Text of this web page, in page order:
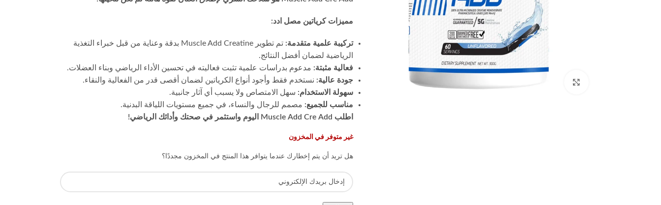
مميزات كرياتين مصل ادد:
تركيبة علمية متقدمة:
تم تطوير Muscle Add Creatine بدقة وعناية من قبل خبراء التغذية
الرياضية لضمان أفضل النتائج.
فعالية مثبتة: مدعوم بدراسات علمية تثبت فعاليته في تحسين الأداء الرياضي وبناء العضلات.
جودة عالية: نستخدم فقط وأجود أنواع الكرياتين لضمان أقصى قدر من الفعالية والنقاء.
سهولة الاستخدام: سهل الامتصاص ولا يسبب أي آثار جانبية.
مناسب للجميع: مصمم للرجال والنساء، في جميع مستويات اللياقة البدنية.
اطلب Muscle Add Cre Add اليوم واستثمر في صحتك وأدائك الرياضي!
غير متوفر في المخزون
هل تريد أن يتم إخطارك عندما يتوافر هذا المنتج في المخزون مجددًا؟